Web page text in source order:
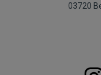
03720